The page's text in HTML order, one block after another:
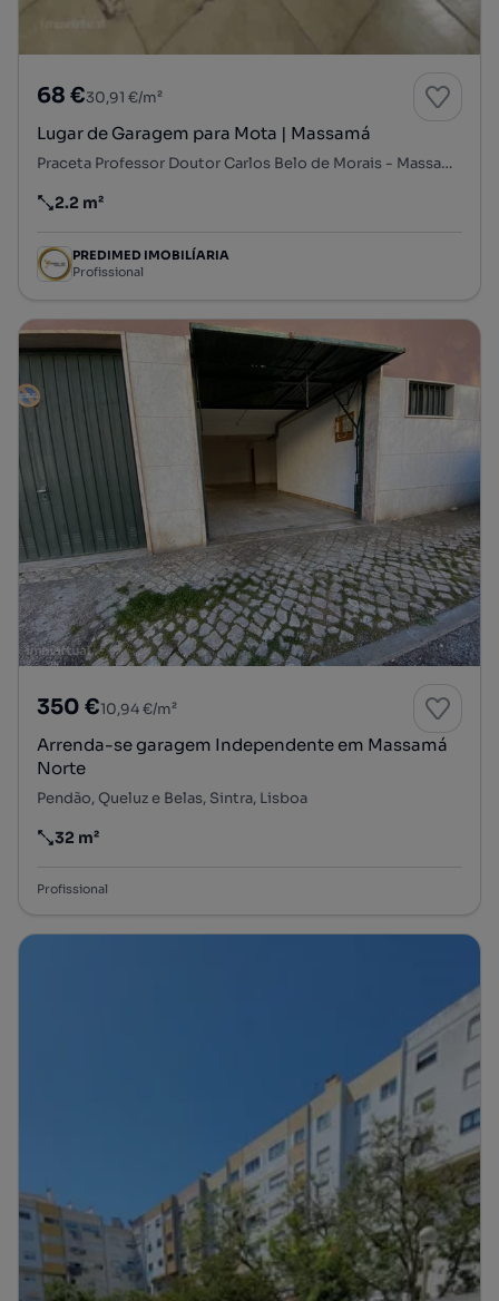
68 €30,91 €/m²
Lugar de Garagem para Mota | Massamá
Praceta Professor Doutor Carlos Belo de Morais - Massamá, Massamá, Massamá e Monte Abraão, Sintra, Lisboa
Preço por metro quadrado
2.2 m²
PREDIMED IMOBILÍARIA
Profissional
350 €10,94 €/m²
Arrenda-se garagem Independente em Massamá
Norte
Pendão, Queluz e Belas, Sintra, Lisboa
Preço por metro quadrado
32 m²
Profissional